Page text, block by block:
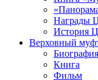
Награды
История
Верховный
Биография
Книга
Фильм